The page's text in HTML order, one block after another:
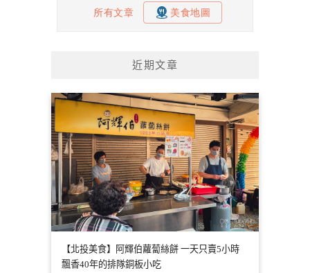
近期文章
【北投美食】阿輝伯蘿蔔絲餅 一天只賣5小時
飄香40年的排隊銅板小吃